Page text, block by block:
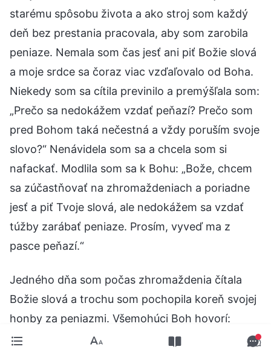
starému spôsobu života a ako stroj som každý
deň bez prestania pracovala, aby som zarobila
peniaze. Nemala som čas jesť ani piť Božie slová
a moje srdce sa čoraz viac vzďaľovalo od Boha.
Niekedy som sa cítila previnilo a premýšľala som:
„Prečo sa nedokážem vzdať peňazí? Prečo som
pred Bohom taká nečestná a vždy poruším svoje
slovo?“ Nenávidela som sa a chcela som si
nafackať. Modlila som sa k Bohu: „Bože, chcem
sa zúčastňovať na zhromaždeniach a poriadne
jesť a piť Tvoje slová, ale nedokážem sa vzdať
túžby zarábať peniaze. Prosím, vyveď ma z
pasce peňazí.“
Jedného dňa som počas zhromaždenia čítala
Božie slová a trochu som pochopila koreň svojej
honby za peniazmi. Všemohúci Boh hovorí:
„‚Peniaze točia svetom‘ je filozofia satana.